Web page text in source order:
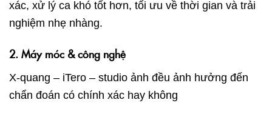
xác, xử lý ca khó tốt hơn, tối ưu về thời gian và trải
nghiệm nhẹ nhàng.
2. Máy móc & công nghệ
X-quang – iTero – studio ảnh đều ảnh hưởng đến
chẩn đoán có chính xác hay không